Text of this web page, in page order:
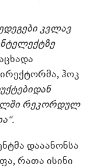
კვლავ
ჰოკ
რეკორდულ
დააანონსა
რათა ისინი